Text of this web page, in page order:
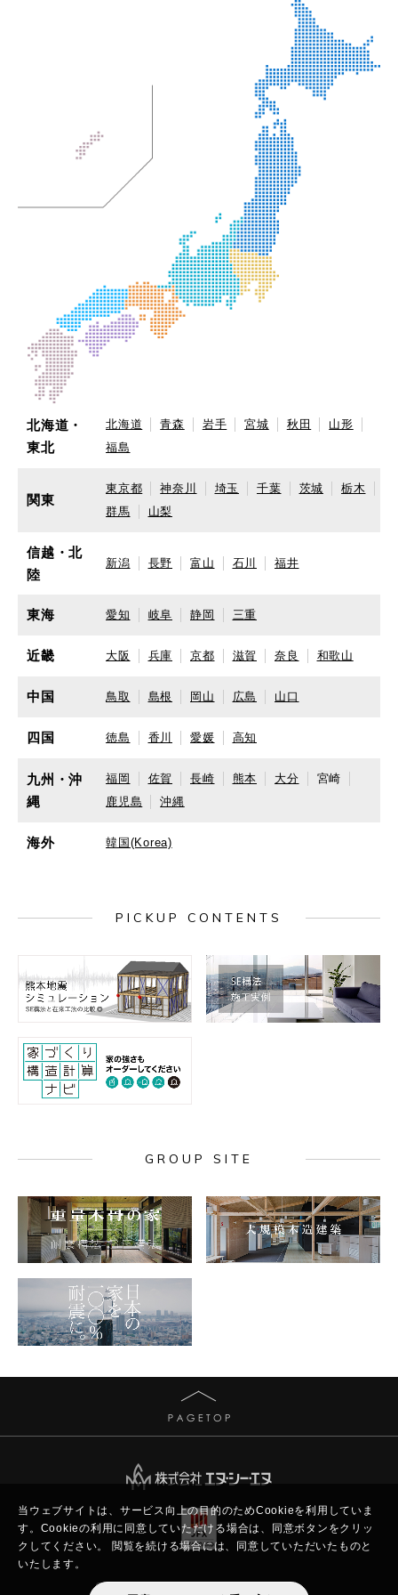
当ウェブサイトは、サービス向上の目的のためCookieを利用していま
す。 Cookieの利用に同意していただける場合は、同意ボタンをクリッ
クしてください。
閲覧を続ける場合には、同意していただいたものと
いたします。
北海道・
東北
北海道 青森 岩手 宮城 秋田
山形
福島
関東
東京都 神奈川 埼玉 千葉 茨城
栃木
群馬
山梨
信越・北
陸
新潟 長野 富山 石川 福井
東海 愛知 岐阜 静岡 三重
近畿 大阪 兵庫 京都 滋賀 奈良 和歌山
中国 鳥取 島根 岡山 広島 山口
四国 徳島 香川 愛媛 高知
九州・沖
縄
福岡 佐賀 長崎 熊本 大分
宮崎
鹿児島
沖縄
海外 韓国(Korea)
PICKUP CONTENTS
GROUP SITE
Copyright © New Constructor's Network.